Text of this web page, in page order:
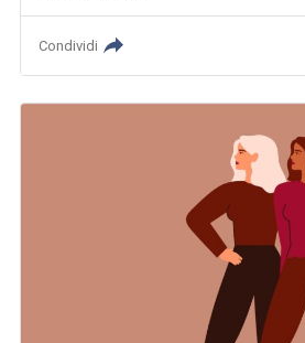
Condividi